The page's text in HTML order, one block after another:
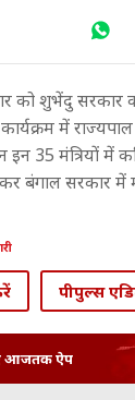
को शुभेंदु सरकार
में राज्यपाल
35 मंत्रियों में
बंगाल सरकार में
पीपुल्स
आजतक ऐप